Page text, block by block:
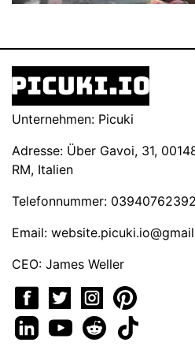
Unternehmen: Picuki
Adresse: Über Gavoi, 31,
RM, Italien
Telefonnummer: 03940762392
Email:
CEO: James Weller